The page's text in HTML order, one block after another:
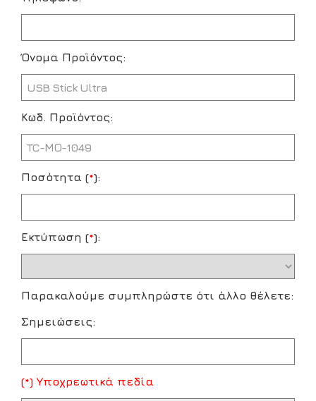
Όνομα Προϊόντος:
Κωδ. Προϊόντος:
Ποσότητα (*):
Εκτύπωση (*):
Παρακαλούμε συμπληρώστε ότι άλλο θέλετε:
Σημειώσεις:
(*) Υποχρεωτικά πεδία